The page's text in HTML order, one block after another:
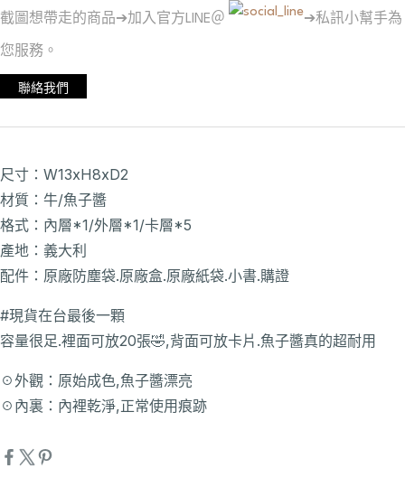
截圖想帶走的商品➔加入官方LINE＠ ➔私訊小幫手為
您服務。
聯絡我們
尺寸：W13xH8xD2
材質：牛/魚子醬
格式：內層*1/外層*1/卡層*5
產地：義大利
配件：原廠防塵袋.原廠盒.原廠紙袋.小書.購證
#現貨在台最後一顆
容量很足.裡面可放20張🤣,背面可放卡片.魚子醬真的超耐用
☉外觀：原始成色,魚子醬漂亮
☉內裏：內裡乾淨,正常使用痕跡